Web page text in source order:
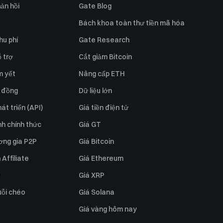
hồi
phí
trợ
yết
đồng
triển (API)
chính thức
gia P2P
Affiliate
chéo
Gate Blog
Bách khoa toàn thư tiền mã hóa
Gate Research
Cắt giảm Bitcoin
Nâng cấp ETH
Dữ liệu lớn
Giá tiền điện tử
Giá GT
Giá Bitcoin
Giá Ethereum
Giá XRP
Giá Solana
Giá vàng hôm nay